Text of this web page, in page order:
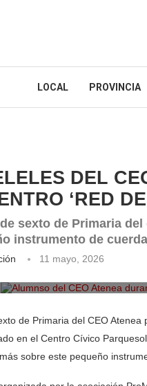
LOCAL PROVINCIA
DEL
‘RED
sexto de Primaria
instrumento de
11 mayo, 2026
de Primaria del CEO
en el Centro Cívico
sobre este pequeño